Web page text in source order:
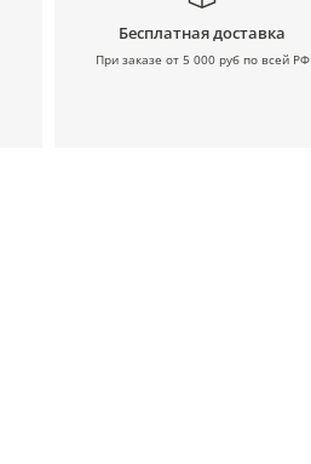
Бесплатная доставка
При заказе от 5 000 руб по всей РФ